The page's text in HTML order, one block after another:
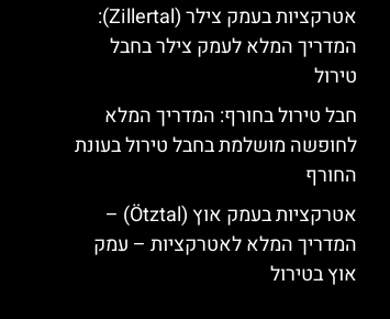
אטרקציות בעמק צילר (Zillertal):
המדריך המלא לעמק צילר בחבל
טירול
חבל טירול בחורף: המדריך המלא
לחופשה מושלמת בחבל טירול בעונת
החורף
אטרקציות בעמק אוץ (Ötztal) –
המדריך המלא לאטרקציות – עמק
אוץ בטירול